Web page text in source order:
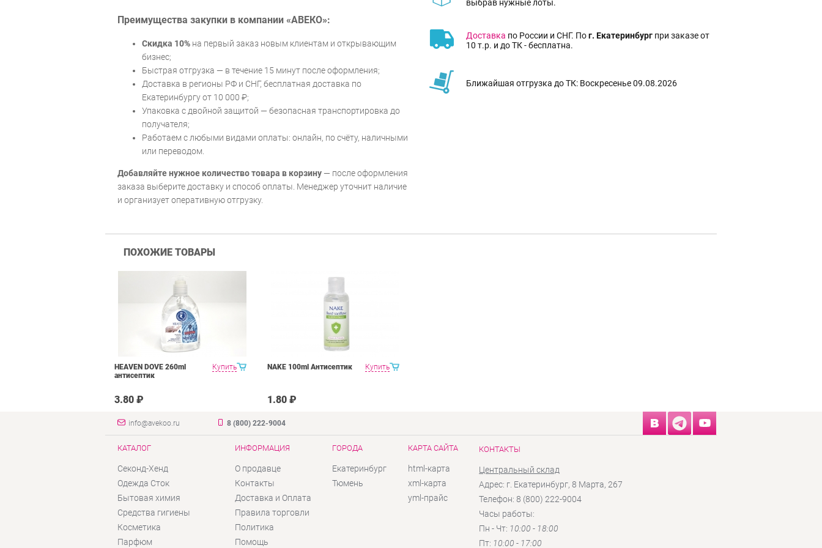
выбрав нужные лоты.
Доставка по России и СНГ. Пог. Екатеринбург при заказе от
10 т.р. и до ТК - бесплатна.
Ближайшая отгрузка до ТК: Воскресенье 09.08.2026
Преимущества закупки в компании «АВЕКО»:
Скидка 10% на первый заказ новым клиентам и открывающим
бизнес;
Быстрая отгрузка — в течение 15 минут после оформления;
Доставка в регионы РФ и СНГ, бесплатная доставка по
Екатеринбургу от 10 000 ₽;
Упаковка с двойной защитой — безопасная транспортировка до
получателя;
Работаем с любыми видами оплаты: онлайн, по счёту, наличными
или переводом.
Добавляйте нужное количество товара в корзину — после оформления
заказа выберите доставку и способ оплаты. Менеджер уточнит наличие
и организует оперативную отгрузку.
ПОХОЖИЕ ТОВАРЫ
Купить
HEAVEN DOVE 260ml
антисептик
3.80 ₽
Купить
NAKE 100ml Антисептик
1.80 ₽
info@avekoo.ru 8 (800) 222-9004
КАТАЛОГ
Секонд-Хенд
Одежда Сток
Бытовая химия
Средства гигиены
Косметика
Парфюм
ИНФОРМАЦИЯ
О продавце
Контакты
Доставка и Оплата
Правила торговли
Политика
Помощь
ГОРОДА
Екатеринбург
Тюмень
КАРТА САЙТА
html-карта
xml-карта
yml-прайс
КОНТАКТЫ
Центральный склад
Адрес: г. Екатеринбург, 8 Марта, 267
Телефон: 8 (800) 222-9004
Часы работы:
Пн - Чт: 10:00 - 18:00
Пт: 10:00 - 17:00